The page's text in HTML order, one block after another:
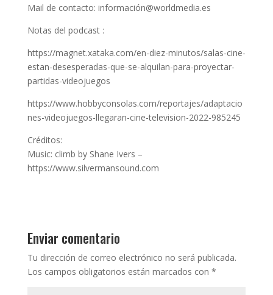
Mail de contacto: información@worldmedia.es
Notas del podcast :
https://magnet.xataka.com/en-diez-minutos/salas-cine-
estan-desesperadas-que-se-alquilan-para-proyectar-
partidas-videojuegos
https://www.hobbyconsolas.com/reportajes/adaptacio
nes-videojuegos-llegaran-cine-television-2022-985245
Créditos:
Music: climb by Shane Ivers –
https://www.silvermansound.com
Enviar comentario
Tu dirección de correo electrónico no será publicada.
Los campos obligatorios están marcados con *